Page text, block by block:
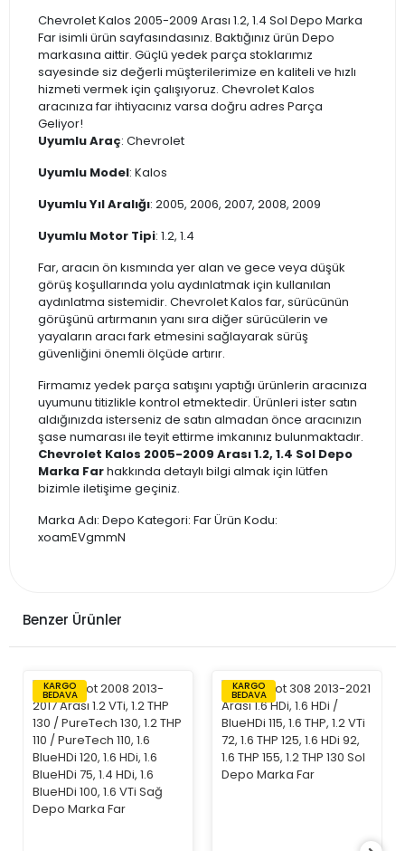
Chevrolet Kalos 2005-2009 Arası 1.2, 1.4 Sol Depo Marka
Far isimli ürün sayfasındasınız. Baktığınız ürün Depo
markasına aittir. Güçlü yedek parça stoklarımız
sayesinde siz değerli müşterilerimize en kaliteli ve hızlı
hizmeti vermek için çalışıyoruz. Chevrolet Kalos
aracınıza far ihtiyacınız varsa doğru adres Parça
Geliyor!
Uyumlu Araç: Chevrolet
Uyumlu Model: Kalos
Uyumlu Yıl Aralığı: 2005, 2006, 2007, 2008, 2009
Uyumlu Motor Tipi: 1.2, 1.4
Far, aracın ön kısmında yer alan ve gece veya düşük
görüş koşullarında yolu aydınlatmak için kullanılan
aydınlatma sistemidir. Chevrolet Kalos far, sürücünün
görüşünü artırmanın yanı sıra diğer sürücülerin ve
yayaların aracı fark etmesini sağlayarak sürüş
güvenliğini önemli ölçüde artırır.
Firmamız yedek parça satışını yaptığı ürünlerin aracınıza
uyumunu titizlikle kontrol etmektedir. Ürünleri ister satın
aldığınızda isterseniz de satın almadan önce aracınızın
şase numarası ile teyit ettirme imkanınız bulunmaktadır.
Chevrolet Kalos 2005-2009 Arası 1.2, 1.4 Sol Depo
Marka Farhakkında detaylı bilgi almak için lütfen
bizimle iletişime geçiniz.
Marka Adı: Depo Kategori: Far Ürün Kodu:
xoamEVgmmN
Benzer Ürünler
KARGO
BEDAVA
KARGO
BEDAVA